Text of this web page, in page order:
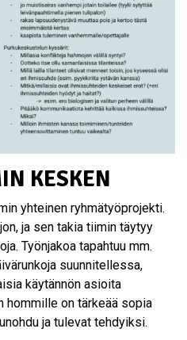
KESKEN
yhteinen ryhmätyöprojekti.
ja sen takia tiimin täytyy
Työnjakoa tapahtuu mm.
suunnitellessa,
käytännön asioita
hommille on tärkeää sopia
ja tulevat tehdyiksi.